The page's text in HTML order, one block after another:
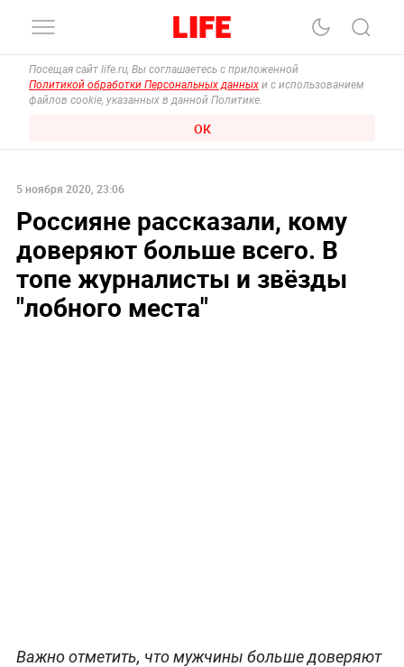
Посещая сайт life.ru, Вы соглашаетесь с приложенной
Политикой обработки Персональных данных и с использованием
файлов cookie, указанных в данной Политике.
ОК
5 ноября 2020, 23:06
Россияне рассказали, кому
доверяют больше всего. В
топе журналисты и звёзды
"лобного места"
Важно отметить, что мужчины больше доверяют